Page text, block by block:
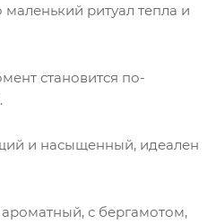
ритуал тепла и
становится по-
и насыщенный, идеален
с бергамотом,